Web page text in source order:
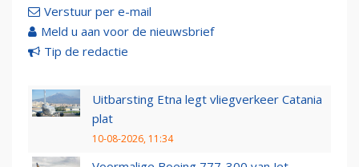
Verstuur per e-mail
Meld u aan voor de nieuwsbrief
Tip de redactie
Uitbarsting Etna legt vliegverkeer Catania
plat
10-08-2026, 11:34